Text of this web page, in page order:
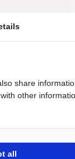
share
other
all